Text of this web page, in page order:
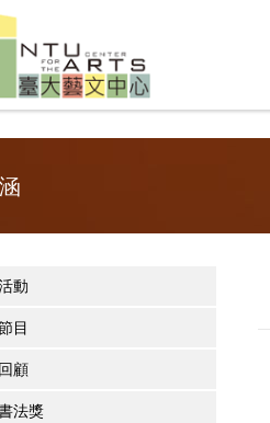
動
目
顧
法獎